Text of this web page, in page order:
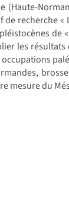
(Haute-
recherche «
de
les résultats
mesure du